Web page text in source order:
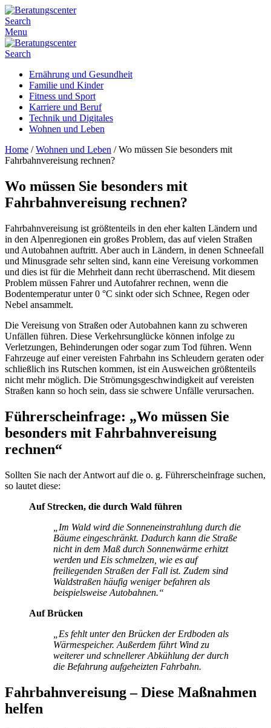
Search
Menu
Search
Ernährung und Gesundheit
Familie und Kinder
Fitness und Sport
Karriere und Beruf
Technik und Digitales
Wohnen und Leben
Home /Wohnen und Leben /Wo müssen Sie besonders mit
Fahrbahnvereisung rechnen?
Wo müssen Sie besonders mit
Fahrbahnvereisung rechnen?
Fahrbahnvereisung ist größtenteils in den eher kalten Ländern und
in den Alpenregionen ein großes Problem, das auf vielen Straßen
und Autobahnen auftritt. Aber auch in Ländern, in denen Schneefall
und Minusgrade sehr selten sind, kann eine Vereisung vorkommen
und dies ist für die Mehrheit dann recht überraschend. Mit diesem
Problem müssen Fahrer und Autofahrer rechnen, wenn die
Bodentemperatur unter 0 °C sinkt oder sich Schnee, Regen oder
Nebel ansammelt.
Die Vereisung von Straßen oder Autobahnen kann zu schweren
Unfällen führen. Diese Verkehrsunglücke können infolge zu
Verletzungen, Behinderungen oder sogar zum Tod führen. Wenn
Fahrzeuge auf einer vereisten Fahrbahn ins Schleudern geraten oder
schließlich ins Rutschen kommen, ist ein Ausweichen größtenteils
nicht mehr möglich. Die Strömungsgeschwindigkeit auf vereisten
Straßen kann so hoch sein, dass sie schwere Unfälle verursachen.
Führerscheinfrage: „Wo müssen Sie
besonders mit Fahrbahnvereisung
rechnen“
Sollten Sie nach der Antwort auf die o. g. Führerscheinfrage suchen,
so lautet diese:
Auf Strecken, die durch Wald führen
„Im Wald wird die Sonneneinstrahlung durch die
Bäume eingeschränkt. Dadurch kann die Straße
nicht in dem Maß durch Sonnenwärme erhitzt
werden und Eis schmelzen, wie es auf
freiliegenden Straßen der Fall ist. Zudem sind
Waldstraßen häufig weniger befahren als
beispielsweise Autobahnen.“
Auf Brücken
„Es fehlt unter den Brücken der Erdboden als
Wärmespeicher. Außerdem führt Wind zu
weiterer und schnellerer Abkühlung der durch
die Befahrung aufgeheizten Fahrbahn.
Fahrbahnvereisung – Diese Maßnahmen
helfen